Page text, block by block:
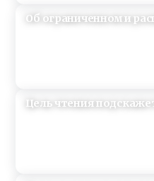
Об ограниченном и
Цель чтения